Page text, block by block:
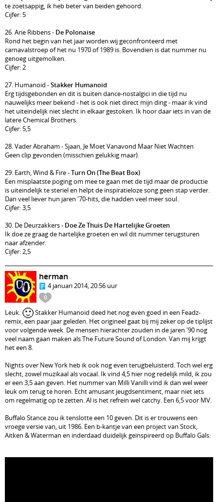
te zoetsappig, ik heb beter van beiden gehoord.
Cijfer: 5
26. Arie Ribbens - De Polonaise
Rond het begin van het jaar worden wij geconfronteerd met
carnavalstroep of het nu 1970 of 1989 is. Bovendien is dat nummer nu
genoeg uitgemolken.
Cijfer: 2
27. Humanoid -Stakker Humanoid
Erg tijdsgebonden en dit is buiten dance-nostalgici in die tijd nu
nauwelijks meer bekend - het is ook niet direct mijn ding - maar ik vind
het uiteindelijk niet slecht in elkaar gestoken. Ik hoor daar iets in van de
latere Chemical Brothers.
Cijfer: 5,5
28. Vader Abraham - Sjaan, Je Moet Vanavond Maar Niet Wachten
Geen clip gevonden (misschien gelukkig maar).
29. Earth, Wind & Fire -Turn On (The Beat Box)
Een misplaatste poging om mee te gaan met de tijd maar de productie
is uiteindelijk te steriel en helpt de inspiratieloze song geen stap verder.
Dan veel liever hun jaren '70-hits, die hadden veel meer soul.
Cijfer: 3,5
30. De Deurzakkers - Doe Ze Thuis De Hartelijke Groeten
Ik doe ze graag de hartelijke groeten en wil dit nummer terugsturen
naar afzender.
Cijfer: 2,5
0
herman
4 januari 2014, 20:56 uur
Leuk. 🙂Stakker Humanoid deed het nog even goed in een Feadz-
remix, een paar jaar geleden. Het origineel gaat bij mij zeker op de tiplijst
voor volgende week. De mensen hierachter zouden in de jaren '90 nog
veel naam gaan maken als The Future Sound of London. Van mij krijgt
het een 8.
Nights over New York heb ik ook nog even terugbeluisterd. Toch wel erg
slecht, zowel muzikaal als vocaal. Ik vind 4,5 hier nog redelijk mild, ik zou
er een 3,5 aan geven. Het nummer van Milli Vanilli vind ik dan wel weer
leuk om terug te horen. Echt amusant jeugdsentiment, maar niet iets
om regelmatig op te zetten. Al is het refrein wel catchy. Een 6,5 voor MV.
Buffalo Stance zou ik tenslotte een 10 geven. Dit is er trouwens een
vroege versie van, uit 1986. Een b-kantje van een project van Stock,
Aitken & Waterman en inderdaad duidelijk geïnspireerd op Buffalo Gals: